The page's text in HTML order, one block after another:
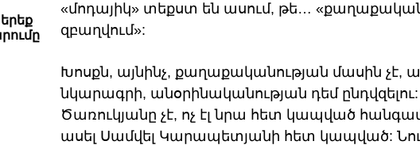
«մոդայիկ» տեքստ են ասում, թե…
զբաղվում»:
Խոսքն, այնինչ, քաղաքականության մասին չէ,
նկարագրի, անօրինականության դեմ
Ծառուկյանը չէ, ոչ էլ նրա հետ կապված
ասել Սամվել Կարապետյանի հետ կապված: